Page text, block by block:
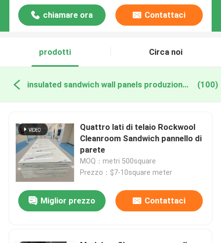
chiamare ora Contattaci
prodotti Circa noi
insulated sandwich wall panels produzione online (100)
Quattro lati di telaio Rockwool
Cleanroom Sandwich pannello di
parete
MOQ：metri 500square
Prezzo：$7-10square meter
Miglior prezzo Contattaci